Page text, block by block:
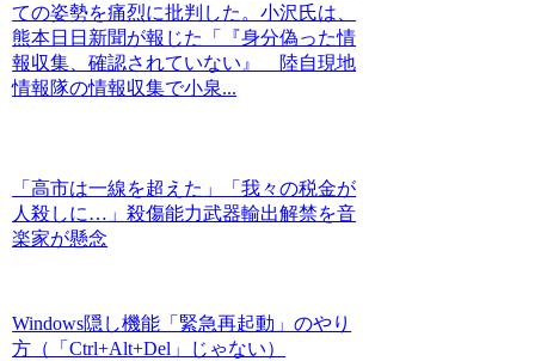
ての姿勢を痛烈に批判した。小沢氏は、
熊本日日新聞が報じた「『身分偽った情
報収集、確認されていない』 陸自現地
情報隊の情報収集で小泉...
「高市は一線を超えた」「我々の税金が
人殺しに…」殺傷能力武器輸出解禁を音
楽家が懸念
Windows隠し機能「緊急再起動」のやり
方（「Ctrl+Alt+Del」じゃない）